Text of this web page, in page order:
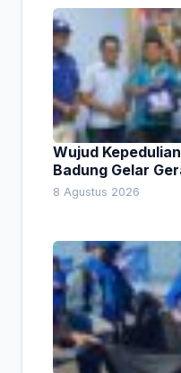
Wujud
Badung Gelar
8 Agustus 2026